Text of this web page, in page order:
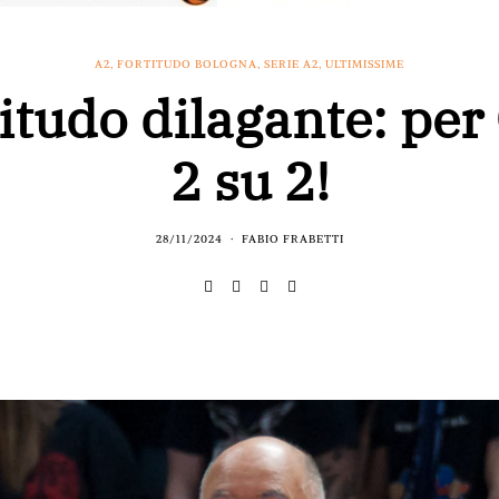
A2, FORTITUDO BOLOGNA, SERIE A2, ULTIMISSIME
dilagante: per
2 su 2!
28/11/2024 FABIO FRABETTI